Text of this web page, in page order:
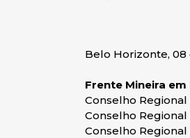
Belo Horizonte, 08
Frente Mineira
Conselho Regional
Conselho
Conselho Regional